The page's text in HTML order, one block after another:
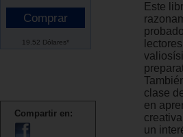
19.52 Dólares*
Compartir en:
Este
clase
en
un